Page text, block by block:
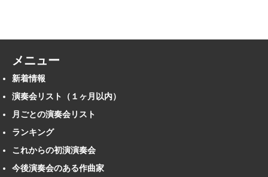
メニュー
新着情報
演奏会リスト（１ヶ月以内）
月ごとの演奏会リスト
ランキング
これからの初演演奏会
今後演奏会のある作曲家